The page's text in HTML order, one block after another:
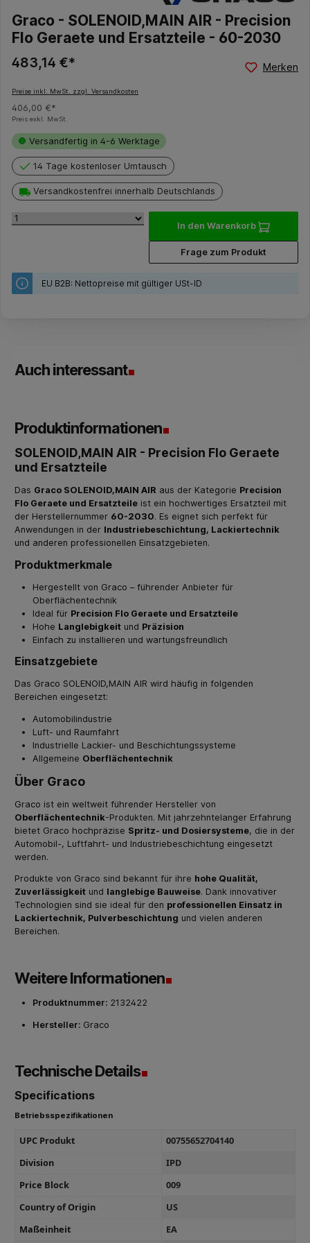
Graco - SOLENOID,MAIN AIR - Precision
Flo Geraete und Ersatzteile - 60-2030
483,14 €* Merken
Preise inkl. MwSt. zzgl. Versandkosten
406,00 €*
Preis exkl. MwSt.
Versandfertig in 4-6 Werktage
14 Tage kostenloser Umtausch
Versandkostenfrei innerhalb Deutschlands
In den Warenkorb
Frage zum Produkt
EU B2B: Nettopreise mit gültiger USt-ID
Auch interessant
Produktinformationen
SOLENOID,MAIN AIR - Precision Flo Geraete
und Ersatzteile
Das Graco SOLENOID,MAIN AIR aus der Kategorie Precision
Flo Geraete und Ersatzteile ist ein hochwertiges Ersatzteil mit
der Herstellernummer 60-2030. Es eignet sich perfekt für
Anwendungen in der Industriebeschichtung, Lackiertechnik
und anderen professionellen Einsatzgebieten.
Produktmerkmale
Hergestellt von Graco – führender Anbieter für
Oberflächentechnik
Ideal für Precision Flo Geraete und Ersatzteile
Hohe Langlebigkeitund Präzision
Einfach zu installieren und wartungsfreundlich
Einsatzgebiete
Das Graco SOLENOID,MAIN AIR wird häufig in folgenden
Bereichen eingesetzt:
Automobilindustrie
Luft- und Raumfahrt
Industrielle Lackier- und Beschichtungssysteme
Allgemeine Oberflächentechnik
Über Graco
Graco ist ein weltweit führender Hersteller von
Oberflächentechnik-Produkten. Mit jahrzehntelanger Erfahrung
bietet Graco hochpräzise Spritz- und Dosiersysteme, die in der
Automobil-, Luftfahrt- und Industriebeschichtung eingesetzt
werden.
Produkte von Graco sind bekannt für ihre hohe Qualität,
Zuverlässigkeit und langlebige Bauweise. Dank innovativer
Technologien sind sie ideal für den professionellen Einsatz in
Lackiertechnik, Pulverbeschichtung und vielen anderen
Bereichen.
Weitere Informationen
Produktnummer: 2132422
Hersteller: Graco
Technische Details
Specifications
Betriebsspezifikationen
UPC Produkt
00755652704140
Division
IPD
Price Block
009
Country of Origin
US
Maßeinheit
EA